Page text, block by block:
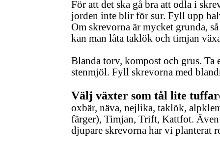
För att det ska gå bra att odla i
jorden inte blir för sur. Fyll upp
Om skrevorna är mycket grunda,
kan man låta taklök och timjan
Blanda torv, kompost och grus. Ta
stenmjöl. Fyll skrevorna med
Välj växter som tål lite
oxbär, näva, nejlika, taklök,
färger), Timjan, Trift, Kattfot.
djupare skrevorna har vi planterat